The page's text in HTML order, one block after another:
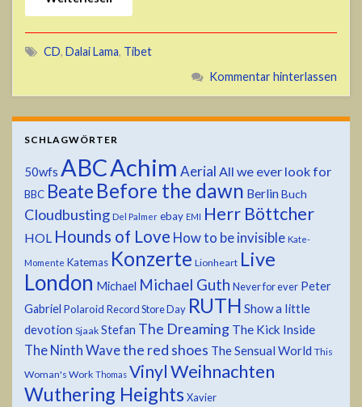
CD, Dalai Lama, Tibet
Kommentar hinterlassen
SCHLAGWÖRTER
50wfs ABCAchim Aerial All we ever look for
BBC Beate Before the dawn Berlin Buch
Cloudbusting Del Palmer ebay EMI Herr Böttcher
HOL Hounds of Love How to be invisible Kate-
Momente Katemas Konzerte Lionheart Live
London Michael Michael Guth Never for ever Peter
Gabriel Polaroid Record Store Day RUTH Show a little
devotion Sjaak Stefan The Dreaming The Kick Inside
The Ninth Wavethe red shoes The Sensual World This
Woman's Work Thomas VinylWeihnachten
Wuthering Heights Xavier